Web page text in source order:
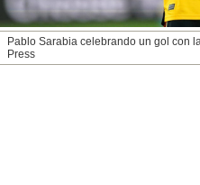
coste.
botón
CONFIGURAR
RECHAZAR
Pablo Sarabia celebrando un gol con
Press